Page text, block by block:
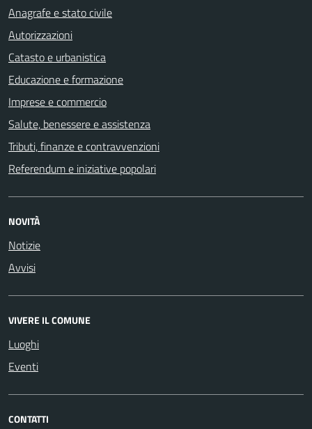
Anagrafe e stato civile
Autorizzazioni
Catasto e urbanistica
Educazione e formazione
Imprese e commercio
Salute, benessere e assistenza
Tributi, finanze e contravvenzioni
Referendum e iniziative popolari
NOVITÀ
Notizie
Avvisi
VIVERE IL COMUNE
Luoghi
Eventi
CONTATTI